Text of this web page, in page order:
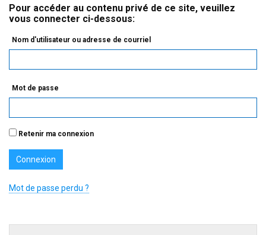
Pour accéder au contenu privé de ce site, veuillez
vous connecter ci-dessous:
Nom d'utilisateur ou adresse de courriel
Mot de passe
Retenir ma connexion
Mot de passe perdu ?